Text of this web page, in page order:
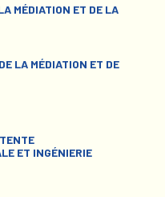
MÉDIATION ET DE LA
LA MÉDIATION ET DE
ET INGÉNIERIE